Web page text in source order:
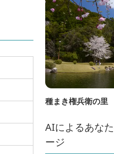
種まき権兵衛の里
AIによるあな
ージ